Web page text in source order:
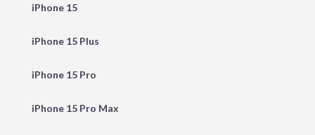
iPhone 15
iPhone 15 Plus
iPhone 15 Pro
iPhone 15 Pro Max